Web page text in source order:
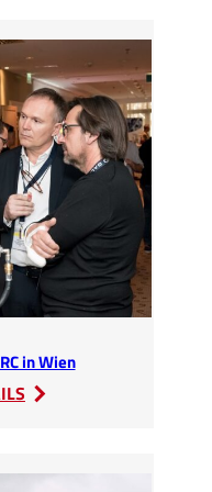
auf
der
MIR
Expo
2019
in
Moskau
in Wien
:
dem